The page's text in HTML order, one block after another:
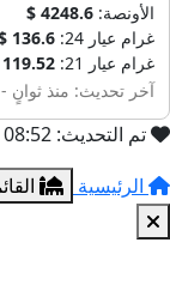
الأونصة: 4248.6 $
غرام عيار 24:
136.6 $
غرام عيار 21:
119.52 $
آخر تحديث: منذ ثوانٍ -
تم التحديث: 08:52
الرئيسية